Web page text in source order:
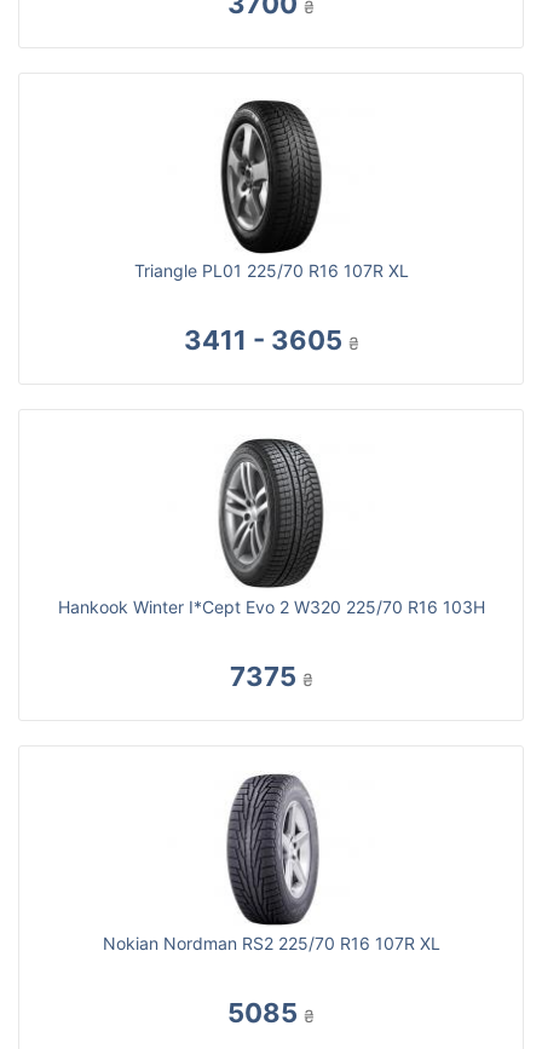
₴
Triangle PL01 225/70 R16 107R XL
3411 - 3605 ₴
Hankook Winter I*Cept Evo 2 W320 225/70 R16 103H
7375 ₴
Nokian Nordman RS2 225/70 R16 107R XL
5085 ₴